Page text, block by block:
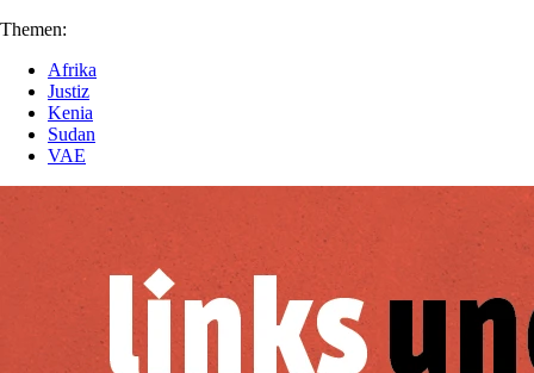
Themen:
Afrika
Justiz
Kenia
Sudan
VAE